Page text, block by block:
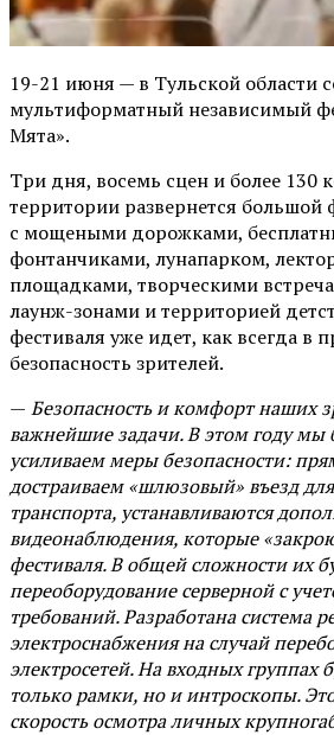
19-21 июня — в Тульской области
мультиформатный независимый
Мята».
Три дня, восемь сцен и более 130
территории развернется большой
с мощеными дорожками,
фонтанчиками, лунапарком,
площадками, творческими
лаунж-зонами и территорией
фестиваля уже идет, как всегда в
безопасность зрителей.
— Безопасность и комфорт наших
важнейшие задачи. В этом году мы
усиливаем меры безопасности:
достраиваем «шлюзовый» въезд
транспорта, устанавливаются
видеонаблюдения, которые
фестиваля. В общей сложности их
переоборудование серверной с
требований. Разработана система
электроснабжения на случай
электросетей. На входных группах
только рамки, но и интроскопы.
скорость осмотра личных